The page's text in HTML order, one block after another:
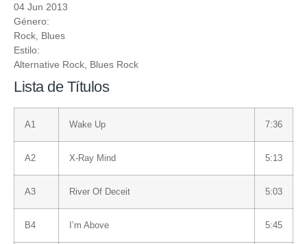
04 Jun 2013
Género:
Rock Blues
Estilo:
Alternative Rock Blues Rock
Lista de Títulos
A1 Wake Up 7:36
A2 X-Ray Mind 5:13
A3 River Of Deceit 5:03
B4 I’m Above 5:45